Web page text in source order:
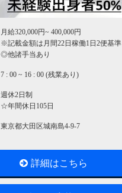
月給320,000円~ 400,000円
※記載金額は月間22日稼働1日2便基準
◎他諸手当あり
7 : 00 ~ 16 : 00 (残業あり)
週休2日制
☆年間休日105日
東京都大田区城南島4-9-7
詳細はこちら